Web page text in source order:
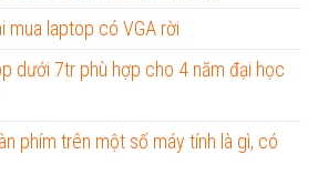
mua laptop có VGA rời
dưới 7tr phù hợp cho 4 năm đại học
phím trên một số máy tính là gì, có